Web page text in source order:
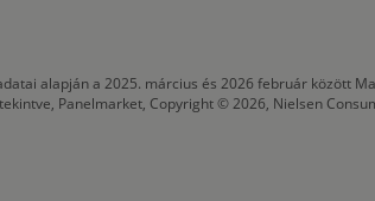
alapján a 2025. március és 2026 február között
Panelmarket, Copyright © 2026, Nielsen